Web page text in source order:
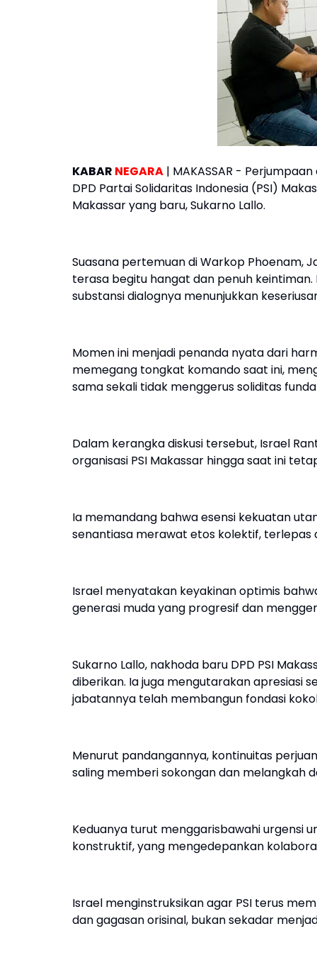
KABAR NEGARA | MAKASSAR -
DPD Partai Solidaritas Indonesia (PSI)
Makassar yang baru, Sukarno Lallo.
Suasana pertemuan di Warkop Phoenam,
terasa begitu hangat dan penuh
substansi dialognya menunjukkan
Momen ini menjadi penanda nyata dari
memegang tongkat komando saat ini,
sama sekali tidak menggerus soliditas
Dalam kerangka diskusi tersebut, Israel
organisasi PSI Makassar hingga saat ini
Ia memandang bahwa esensi kekuatan
senantiasa merawat etos kolektif,
Israel menyatakan keyakinan optimis
generasi muda yang progresif dan
Sukarno Lallo, nakhoda baru DPD PSI
diberikan. Ia juga mengutarakan apresiasi
jabatannya telah membangun fondasi
Menurut pandangannya, kontinuitas
saling memberi sokongan dan melangkah
Keduanya turut menggarisbawahi urgensi
konstruktif, yang mengedepankan
Israel menginstruksikan agar PSI terus
dan gagasan orisinal, bukan sekadar